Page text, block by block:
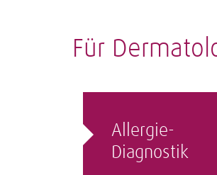
Für
Allergie-
Diagnostik